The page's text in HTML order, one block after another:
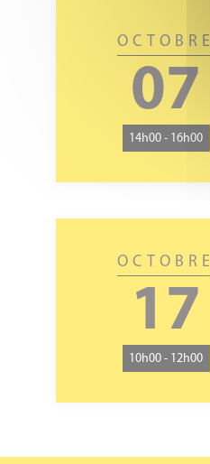
OCTOBRE
07
14h00 - 16h00
OCTOBRE
17
10h00 - 12h00